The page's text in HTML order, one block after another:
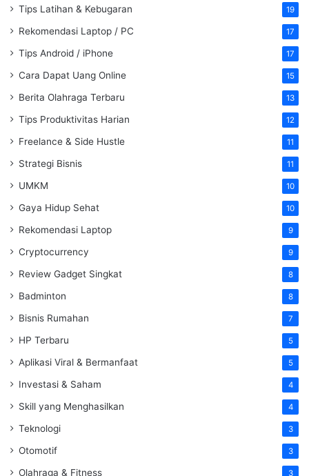
Tips Latihan & Kebugaran 19
Rekomendasi Laptop / PC 17
Tips Android / iPhone 17
Cara Dapat Uang Online 15
Berita Olahraga Terbaru 13
Tips Produktivitas Harian 12
Freelance & Side Hustle 11
Strategi Bisnis 11
UMKM 10
Gaya Hidup Sehat 10
Rekomendasi Laptop 9
Cryptocurrency 9
Review Gadget Singkat 8
Badminton 8
Bisnis Rumahan 7
HP Terbaru 5
Aplikasi Viral & Bermanfaat 5
Investasi & Saham 4
Skill yang Menghasilkan 4
Teknologi 3
Otomotif 3
Olahraga & Fitness 3